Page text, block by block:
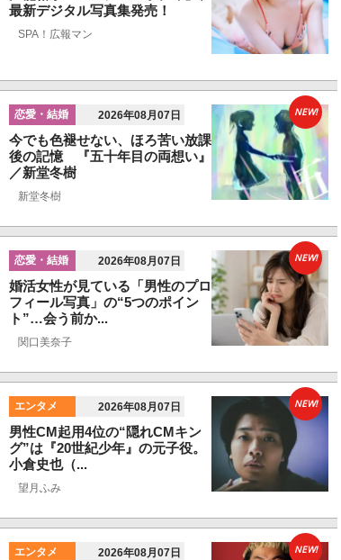
最新デジタル写真集発売！
SPA！広報マン
恋愛・結婚 2026年08月07日
今でも色褪せない、ほろ苦い放課
後の記憶 『五十年目の両想い』
／新堂冬樹
新堂冬樹
NEW!
恋愛・結婚 2026年08月07日
婚活女性が見ている「男性のプロ
フィール写真」の“5つのポイン
ト”…会う前か...
関口美奈子
NEW!
エンタメ 2026年08月07日
男性CM起用4位の“隠れCMキン
グ”は『20世紀少年』の元子役。
小倉史也（...
望月ふみ
NEW!
エンタメ 2026年08月07日 NEW!